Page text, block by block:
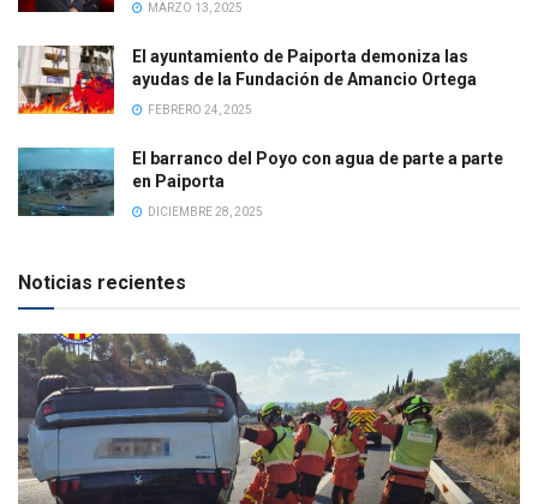
MARZO 13, 2025
El ayuntamiento de Paiporta demoniza las
ayudas de la Fundación de Amancio Ortega
FEBRERO 24, 2025
El barranco del Poyo con agua de parte a parte
en Paiporta
DICIEMBRE 28, 2025
Noticias recientes